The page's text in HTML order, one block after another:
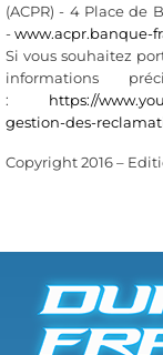
(ACPR) - 4 Place de
-www.acpr.banque-
Si vous souhaitez
informations
: https://
gestion-des-
Copyright 2016 –